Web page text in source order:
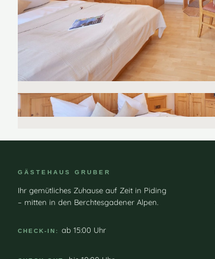
GÄSTEHAUS GRUBER
Ihr gemütliches Zuhause auf Zeit in Piding
– mitten in den Berchtesgadener Alpen.
CHECK-IN: ab 15:00 Uhr